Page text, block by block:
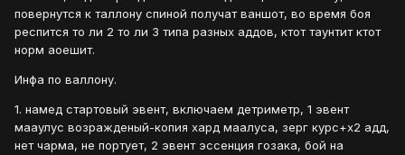
повернутся к таллону спиной получат ваншот, во время боя
респится то ли 2 то ли 3 типа разных аддов, ктот таунтит ктот
норм аоешит.
Инфа по валлону.
1. намед стартовый эвент, включаем детриметр, 1 эвент
мааулус возражденый-копия хард маалуса, зерг курс+х2 адд,
нет чарма, не портует, 2 эвент эссенция гозака, бой на